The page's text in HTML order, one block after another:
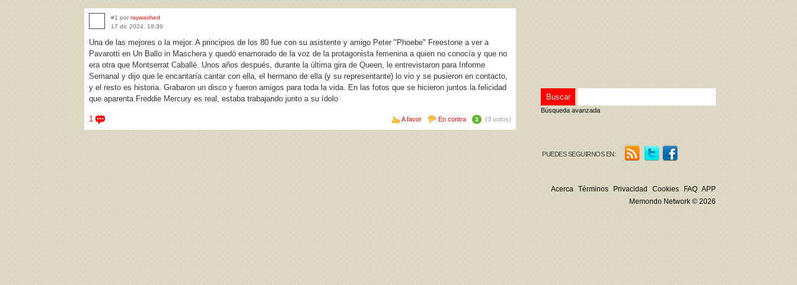
#1 por raywashed
17 dic 2024, 18:39
Una de las mejores o la mejor. A principios de los 80 fue con su asistente y amigo Peter "Phoebe" Freestone a ver a
Pavarotti en Un Ballo in Maschera y quedó enamorado de la voz de la protagonista femenina a quien no conocía y que no
era otra que Montserrat Caballé. Unos años después, durante la última gira de Queen, le entrevistaron para Informe
Semanal y dijo que le encantaría cantar con ella, el hermano de ella (y su representante) lo vio y se pusieron en contacto,
y el resto es historia. Grabaron un disco y fueron amigos para toda la vida. En las fotos que se hicieron juntos la felicidad
que aparenta Freddie Mercury es real, estaba trabajando junto a su ídolo
1 A favor En contra 3 (3 votos)
Búsqueda avanzada
PUEDES SEGUIRNOS EN:
Acerca Términos Privacidad Cookies FAQ APP
Memondo Network © 2026